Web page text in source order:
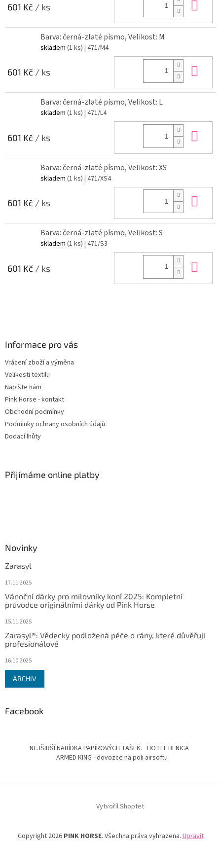
601 Kč / ks
Barva: černá-zlaté písmo, Velikost: M
skladem (1 ks) | 471/M4
601 Kč / ks
Barva: černá-zlaté písmo, Velikost: L
skladem (1 ks) | 471/L4
601 Kč / ks
Barva: černá-zlaté písmo, Velikost: XS
skladem (1 ks) | 471/XS4
601 Kč / ks
Barva: černá-zlaté písmo, Velikost: S
skladem (1 ks) | 471/S3
601 Kč / ks
Informace pro vás
Vrácení zboží a výměna
Velikosti textilu
Napište nám
Pink Horse - kontakt
Obchodní podmínky
Podminky ochrany osobních údajů
Dodací lhůty
Přijímáme online platby
Novinky
Zarasyl
17.11.2025
Vánoční dárky pro milovníky koní 2025: Kompletní
průvodce originálními dárky od Pink Horse
15.11.2025
Zarasyl®: Vědecky podložená péče o rány, které důvěřují
profesionálové
16.10.2025
ARCHIV
Facebook
NEJŠIRŠÍ NABÍDKA PAPÍROVÝCH TAŠEK. HOTEL BENICA
ARMED KING - dovozce na poli airsoftu
Vytvořil Shoptet
Copyright 2026 PINK HORSE. Všechna práva vyhrazena.Upravit